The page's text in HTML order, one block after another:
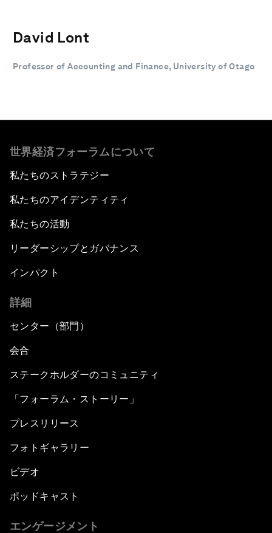
David Lont
Professor of Accounting and Finance, University of Otago
世界経済フォーラムについて
私たちのストラテジー
私たちのアイデンティティ
私たちの活動
リーダーシップとガバナンス
インパクト
詳細
センター（部門）
会合
ステークホルダーのコミュニティ
「フォーラム・ストーリー」
プレスリリース
フォトギャラリー
ビデオ
ポッドキャスト
エンゲージメント